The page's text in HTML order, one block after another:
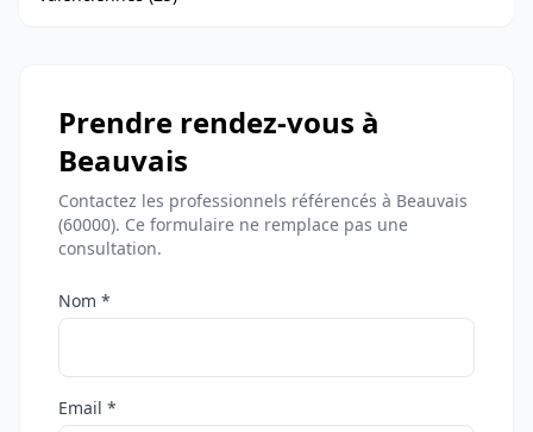
Prendre rendez-vous à
Beauvais
Contactez les professionnels référencés à Beauvais
(60000). Ce formulaire ne remplace pas une
consultation.
Nom *
Email *